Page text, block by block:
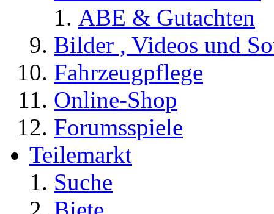
ABE & Gutachten
Bilder , Videos und
Fahrzeugpflege
Online-Shop
Forumsspiele
Teilemarkt
Suche